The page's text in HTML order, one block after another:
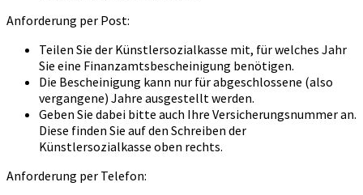
Anforderung per Post:
Teilen Sie der Künstlersozialkasse mit, für welches Jahr
Sie eine Finanzamtsbescheinigung benötigen.
Die Bescheinigung kann nur für abgeschlossene (also
vergangene) Jahre ausgestellt werden.
Geben Sie dabei bitte auch Ihre Versicherungsnummer an.
Diese finden Sie auf den Schreiben der
Künstlersozialkasse oben rechts.
Anforderung per Telefon: